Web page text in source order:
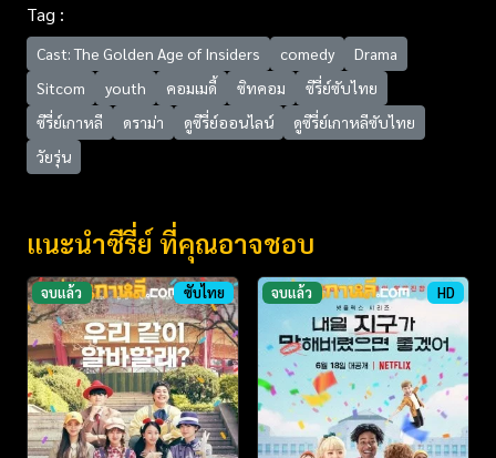
Tag :
Cast: The Golden Age of Insiders comedy
Drama
Sitcom
youth คอมเมดี้ ซิทคอม
ซีรี่ย์ซับไทย
ซีรี่ย์เกาหลี
ดราม่า ดูซีรี่ย์ออนไลน์
ดูซีรี่ย์เกาหลีซับไทย
วัยรุ่น
แนะนำซีรี่ย์ ที่คุณอาจชอบ
จบแล้ว ซับไทย จบแล้ว HD